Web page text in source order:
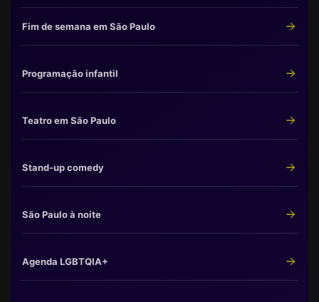
Fim de semana em São Paulo
Programação infantil
Teatro em São Paulo
Stand-up comedy
São Paulo à noite
Agenda LGBTQIA+